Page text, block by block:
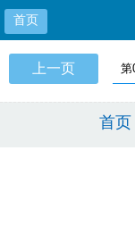
首页
上一页
首页